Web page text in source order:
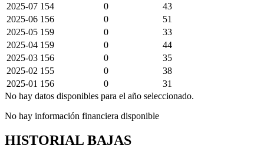
2025-07 154 0
43
2025-06 156 0
51
2025-05 159 0
33
2025-04 159 0
44
2025-03 156 0
35
2025-02 155 0
38
2025-01 156 0
31
No hay datos disponibles para el año seleccionado.
No hay información financiera disponible
HISTORIAL BAJAS